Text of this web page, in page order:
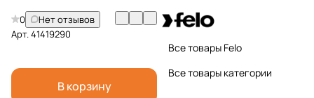
0
Нет отзывов
Арт.41419290
В корзину
Все товары Felo
Все товары категории